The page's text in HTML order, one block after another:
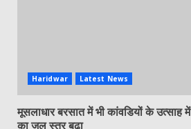
Haridwar Latest News
मूसलाधार बरसात में भी कांवडियों के उत्साह
का जल स्तर बढा